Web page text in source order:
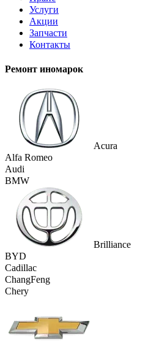
Услуги
Акции
Запчасти
Контакты
Ремонт иномарок
Acura
Alfa Romeo
Audi
BMW
Brilliance
BYD
Cadillac
ChangFeng
Chery